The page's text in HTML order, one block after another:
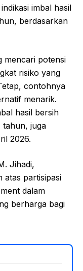
imbal hasil
berdasarkan
mencari potensi
risiko yang
contohnya
menarik.
hasil bersih
tahun, juga
2026.
Jihadi,
atas partisipasi
dalam
berharga bagi